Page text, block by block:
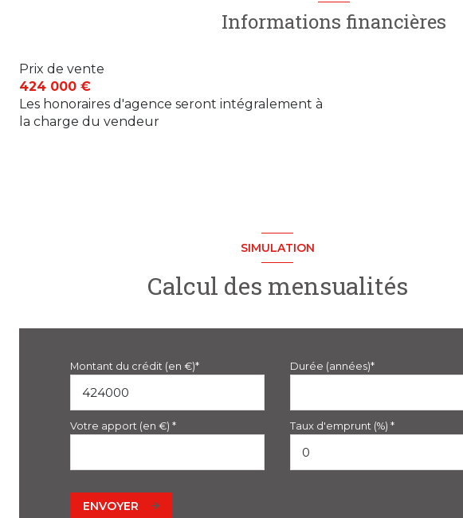
Informations financières
Prix de vente
424 000 €
Les honoraires d'agence seront intégralement à
la charge du vendeur
SIMULATION
Calcul des mensualités
Montant du crédit (en €)* Durée (années)*
Votre apport (en €) * Taux d'emprunt (%) *
ENVOYER